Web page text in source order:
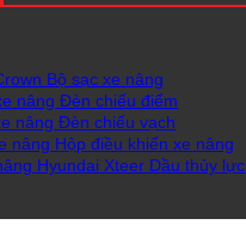
Bộ sạc xe nâng
Đèn chiếu điểm
Đèn chiếu vạch
Hộp điều khiển xe nâng
Dầu thủy lực